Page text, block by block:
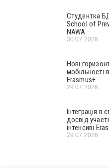
Студентка
School of
NAWA
30.07.2026
Нові
мобільності
Erasmus+
29.07.2026
Інтеграція в
досвід
інтенсиві
29.07.2026